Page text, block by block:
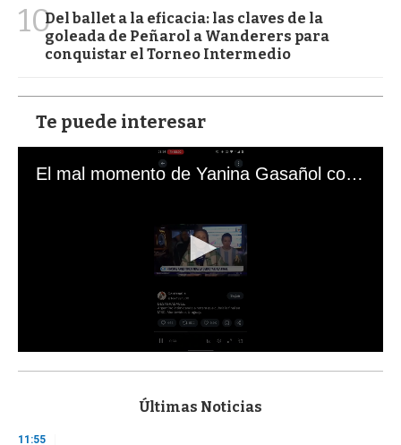
10Del ballet a la eficacia: las claves de la
goleada de Peñarol a Wanderers para
conquistar el Torneo Intermedio
Te puede interesar
El mal momento de Yanina Gasañol con un hincha argentino en "Subrayado"
s
Últimas Noticias
11:55